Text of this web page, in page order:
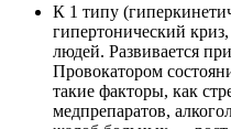
К 1 типу
гипертонический
людей. Развивается
Провокатором
такие факторы, как
медпрепаратов,